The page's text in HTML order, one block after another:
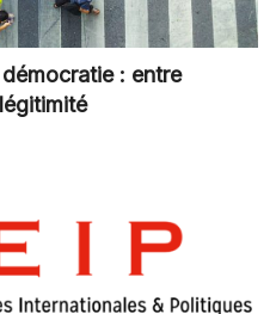
: entre